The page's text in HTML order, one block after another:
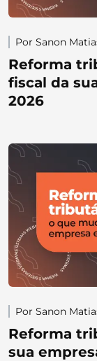
Por Sanon
Reforma
fiscal da
2026
Por Sanon
Reforma
sua